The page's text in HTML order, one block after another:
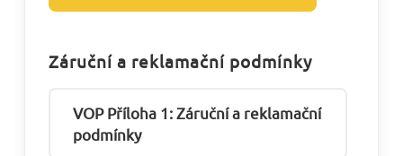
Záruční a reklamační podmínky
VOP Příloha 1: Záruční a reklamační
podmínky